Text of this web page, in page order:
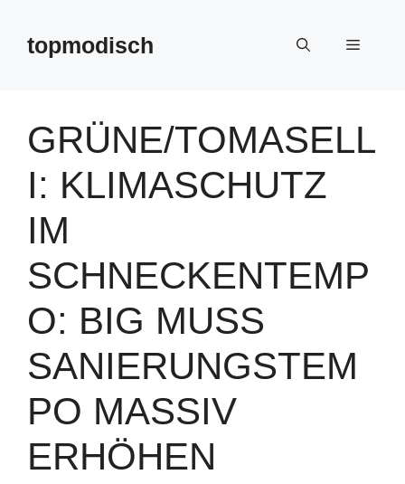
springentopmodisch Menü
GRÜNE/TOMASELL
I: KLIMASCHUTZ
IM
SCHNECKENTEMP
O: BIG MUSS
SANIERUNGSTEM
PO MASSIV
ERHÖHEN